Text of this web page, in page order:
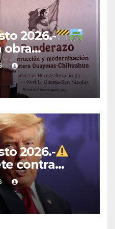
2026.-
obra
2026.-
contra
y otras